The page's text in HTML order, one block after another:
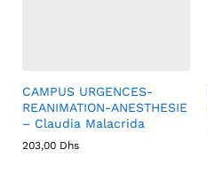
CAMPUS URGENCES-
REANIMATION-ANESTHESIE
– Claudia Malacrida
203,00 Dhs